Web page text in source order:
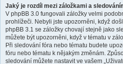
Jaký je rozdíl mezi záložkami a
V phpBB 3.0 fungovali záložky velmi
prohlížeči. Nebyli jste upozorněni, když
phpBB 3.1 se záložky chovají stejně jako
můžete být upozorněni, když v tématu v
Při sledování fóra nebo tématu budete
fóru nebo tématu k nějakým změnám.
sledování můžete nastavit ve vašem